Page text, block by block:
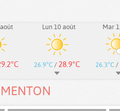
Lun 10 août
26.9°C / 28.9°C
Mar
26.3°C /